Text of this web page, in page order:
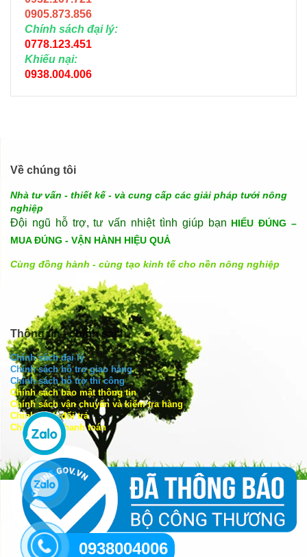
0905.873.856
Chính sách đại lý:
0778.123.451
Khiếu nại:
0938.004.006
Về chúng tôi
Nhà tư vấn - thiết kế - và cung cấp các giải pháp tưới nông
nghiệp
Đội ngũ hỗ trợ, tư vấn nhiệt tình giúp bạn HIỂU ĐÚNG –
MUA ĐÚNG - VẬN HÀNH HIỆU QUẢ
Cùng đồng hành - cùng tạo kinh tế cho nền nông nghiệp
Thông tin - chính sách
Chính sách đại lý
Chính sách hỗ trợ giao hàng
Chính sách hỗ trợ thi công
Chính sách bảo mật thông tin
Chính sách vận chuyển và kiểm tra hàng
Chính sách đổi trả
Chính sách thanh toán
0938004006